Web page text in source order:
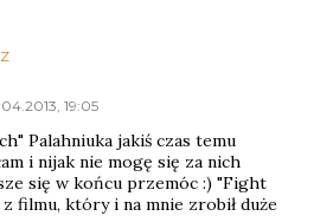
19:05
Palahniuka jakiś czas temu
i nijak nie mogę się za nich
się w końcu przemóc :) "Fight
z filmu, który i na mnie zrobił duże